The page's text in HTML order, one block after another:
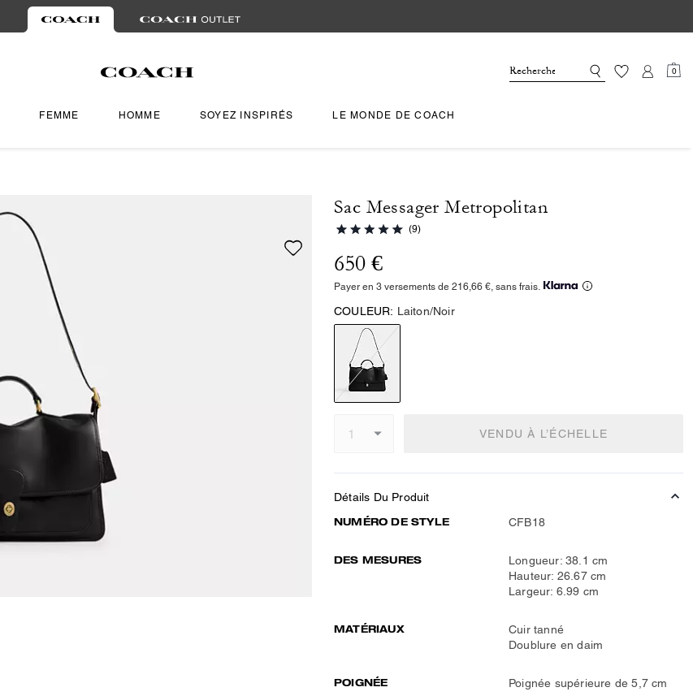
0
FEMME HOMME SOYEZ INSPIRÉS LE MONDE DE COACH
Sac Messager Metropolitan
(9)
650 €
Payer en 3 versements de 216,66 €, sans frais.
COULEUR: Laiton/Noir
VENDU À L’ÉCHELLE
Détails Du Produit
NUMÉRO DE STYLE
CFB18
DES MESURES
Longueur: 38.1 cm
Hauteur: 26.67 cm
Largeur: 6.99 cm
MATÉRIAUX
Cuir tanné
Doublure en daim
POIGNÉE Poignée supérieure de 5,7 cm